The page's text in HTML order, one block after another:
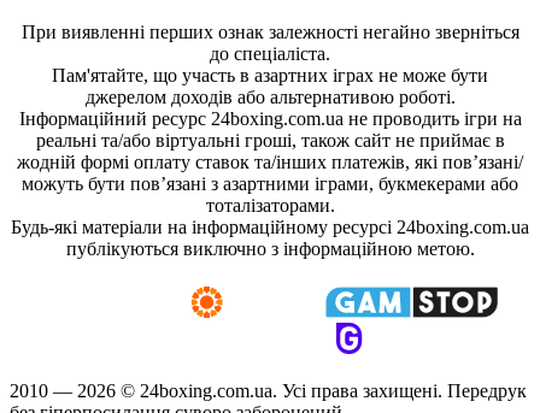
При виявленні перших ознак залежності негайно зверніться
до спеціаліста.
Пам'ятайте, що участь в азартних іграх не може бути
джерелом доходів або альтернативою роботі.
Інформаційний ресурс 24boxing.com.ua не проводить ігри на
реальні та/або віртуальні гроші, також сайт не приймає в
жодній формі оплату ставок та/інших платежів, які пов’язані/
можуть бути пов’язані з азартними іграми, букмекерами або
тоталізаторами.
Будь-які матеріали на інформаційному ресурсі 24boxing.com.ua
публікуються виключно з інформаційною метою.
2010 — 2026 © 24boxing.com.ua. Усi права захищенi. Передрук